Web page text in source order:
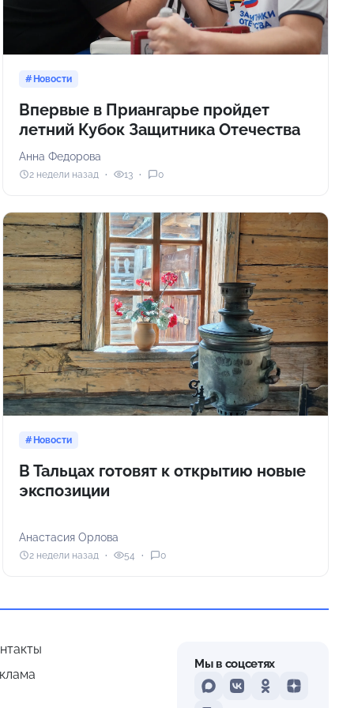
Новости
Впервые в Приангарье пройдет
летний Кубок Защитника Отечества
Анна Федорова
2 недели назад 13 0
Новости
В Тальцах готовят к открытию новые
экспозиции
Анастасия Орлова
2 недели назад 54 0
Мы в соцсетях
MAXVKontakteOdnoklassniki
Dzen